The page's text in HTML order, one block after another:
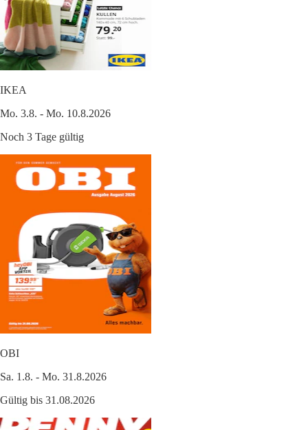
IKEA
Mo. 3.8. - Mo. 10.8.2026
Noch 3 Tage gültig
OBI
Sa. 1.8. - Mo. 31.8.2026
Gültig bis 31.08.2026